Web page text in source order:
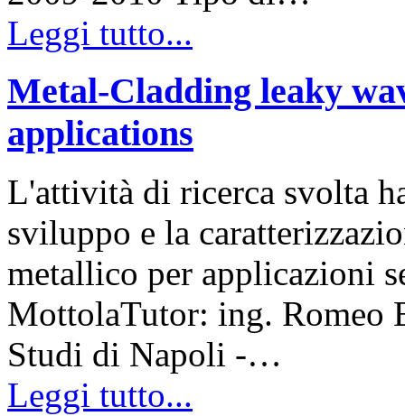
Leggi tutto...
Metal-Cladding leaky
applications
L'attività di ricerca svolta
sviluppo e la
metallico per applicazioni
MottolaTutor: ing. Romeo
Studi di Napoli -…
Leggi tutto...